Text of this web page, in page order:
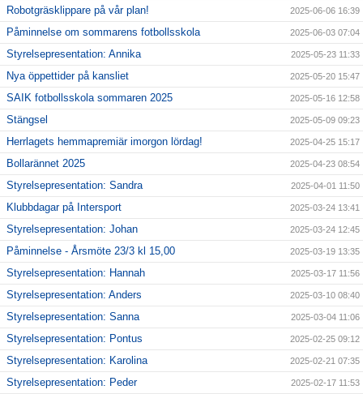
Robotgräsklippare på vår plan! 2025-06-06 16:39
Påminnelse om sommarens fotbollsskola 2025-06-03 07:04
Styrelsepresentation: Annika 2025-05-23 11:33
Nya öppettider på kansliet 2025-05-20 15:47
SAIK fotbollsskola sommaren 2025 2025-05-16 12:58
Stängsel 2025-05-09 09:23
Herrlagets hemmapremiär imorgon lördag! 2025-04-25 15:17
Bollarännet 2025 2025-04-23 08:54
Styrelsepresentation: Sandra 2025-04-01 11:50
Klubbdagar på Intersport 2025-03-24 13:41
Styrelsepresentation: Johan 2025-03-24 12:45
Påminnelse - Årsmöte 23/3 kl 15,00 2025-03-19 13:35
Styrelsepresentation: Hannah 2025-03-17 11:56
Styrelsepresentation: Anders 2025-03-10 08:40
Styrelsepresentation: Sanna 2025-03-04 11:06
Styrelsepresentation: Pontus 2025-02-25 09:12
Styrelsepresentation: Karolina 2025-02-21 07:35
Styrelsepresentation: Peder 2025-02-17 11:53